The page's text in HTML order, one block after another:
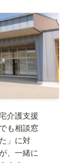
介護支援
も相談窓
」に対
、一緒に